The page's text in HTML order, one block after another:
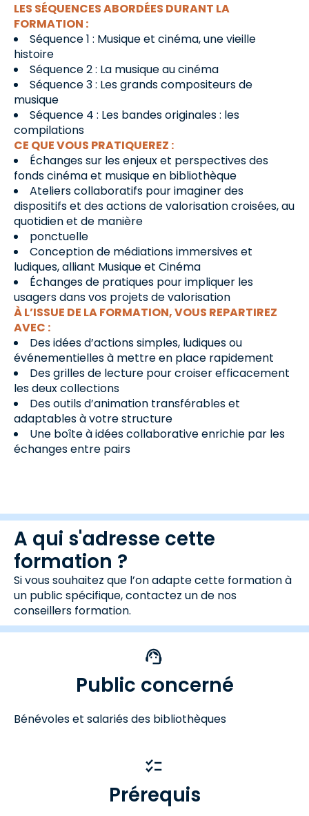
LES SÉQUENCES ABORDÉES DURANT LA
FORMATION :
Séquence 1 : Musique et cinéma, une vieille
histoire
Séquence 2 : La musique au cinéma
Séquence 3 : Les grands compositeurs de
musique
Séquence 4 : Les bandes originales : les
compilations
CE QUE VOUS PRATIQUEREZ :
Échanges sur les enjeux et perspectives des
fonds cinéma et musique en bibliothèque
Ateliers collaboratifs pour imaginer des
dispositifs et des actions de valorisation croisées, au
quotidien et de manière
ponctuelle
Conception de médiations immersives et
ludiques, alliant Musique et Cinéma
Échanges de pratiques pour impliquer les
usagers dans vos projets de valorisation
À L’ISSUE DE LA FORMATION, VOUS REPARTIREZ
AVEC :
Des idées d’actions simples, ludiques ou
événementielles à mettre en place rapidement
Des grilles de lecture pour croiser efficacement
les deux collections
Des outils d’animation transférables et
adaptables à votre structure
Une boîte à idées collaborative enrichie par les
échanges entre pairs
A qui s'adresse cette
formation ?
Si vous souhaitez que l’on adapte cette formation à
un public spécifique, contactez un de nos
conseillers formation.
Public concerné
Bénévoles et salariés des bibliothèques
Prérequis